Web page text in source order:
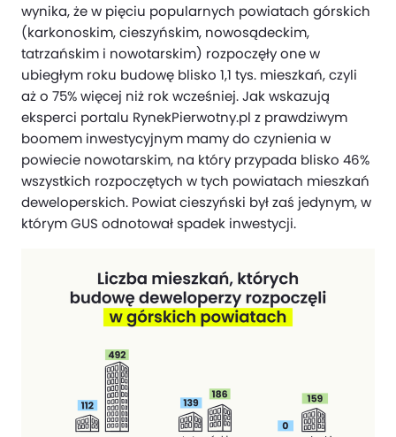
wynika, że w pięciu popularnych powiatach górskich
(karkonoskim, cieszyńskim, nowosądeckim,
tatrzańskim i nowotarskim) rozpoczęły one w
ubiegłym roku budowę blisko 1,1 tys. mieszkań, czyli
aż o 75% więcej niż rok wcześniej. Jak wskazują
eksperci portalu RynekPierwotny.pl z prawdziwym
boomem inwestycyjnym mamy do czynienia w
powiecie nowotarskim, na który przypada blisko 46%
wszystkich rozpoczętych w tych powiatach mieszkań
deweloperskich. Powiat cieszyński był zaś jedynym, w
którym GUS odnotował spadek inwestycji.